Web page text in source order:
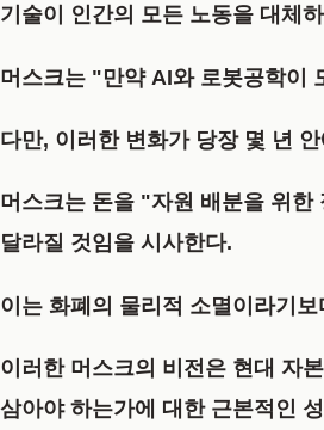
기술이 인간의 모든 노동을 대체
머스크는 "만약 AI와 로봇공학이
다만, 이러한 변화가 당장 몇 년
머스크는 돈을 "자원 배분을 위한
달라질 것임을 시사한다.
이는 화폐의 물리적 소멸이라기
이러한 머스크의 비전은 현대 자
삼아야 하는가에 대한 근본적인